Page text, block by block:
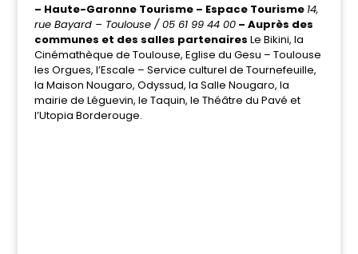
– Haute-Garonne Tourisme – Espace Tourisme 14,
rue Bayard – Toulouse / 05 61 99 44 00 – Auprès des
communes et des salles partenaires Le Bikini, la
Cinémathèque de Toulouse, Eglise du Gesu – Toulouse
les Orgues, l’Escale – Service culturel de Tournefeuille,
la Maison Nougaro, Odyssud, la Salle Nougaro, la
mairie de Léguevin, le Taquin, le Théâtre du Pavé et
l’Utopia Borderouge.